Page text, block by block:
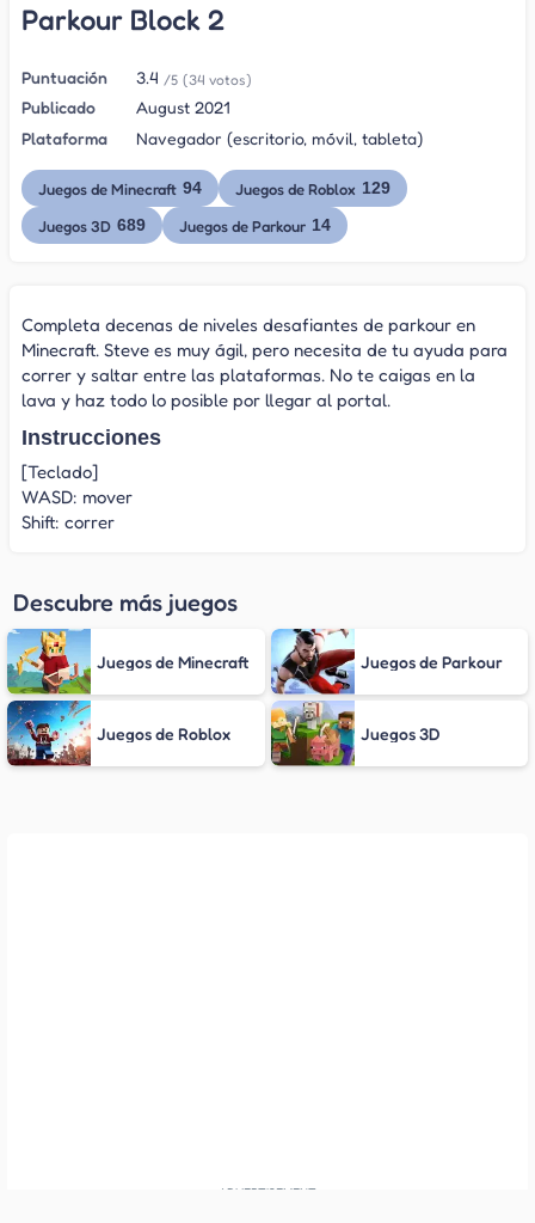
Parkour Block 2
Puntuación 3.4 /5 (34 votos)
Publicado
August 2021
Plataforma
Navegador (escritorio, móvil, tableta)
Juegos de Minecraft 94 Juegos de Roblox 129
Juegos 3D 689 Juegos de Parkour 14
Completa decenas de niveles desafiantes de parkour en
Minecraft. Steve es muy ágil, pero necesita de tu ayuda para
correr y saltar entre las plataformas. No te caigas en la
lava y haz todo lo posible por llegar al portal.
Instrucciones
[Teclado]
WASD: mover
Shift: correr
Descubre más juegos
Juegos de Minecraft Juegos de Parkour
Juegos de Roblox Juegos 3D